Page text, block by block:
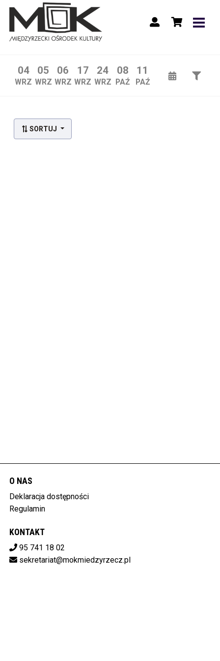
04
WRZ
05
WRZ
06
WRZ
17
WRZ
24
WRZ
08
PAŹ
11
PAŹ
SORTUJ
O NAS
Deklaracja dostępności
Regulamin
KONTAKT
95 741 18 02
sekretariat@mokmiedzyrzecz.pl